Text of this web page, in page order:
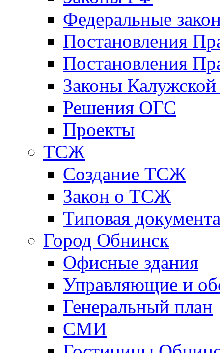
Федеральные
Постановления
Постановления
Законы Калужской
Решения ОГС
Проекты
ТСЖ
Создание ТСЖ
Закон о ТСЖ
Типовая
Город Обнинск
Офисные здания
Управляющие и
Генеральный план
СМИ